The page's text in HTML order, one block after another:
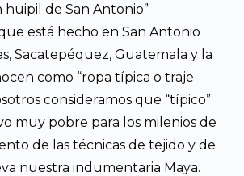
de San Antonio”
está hecho en San Antonio
Sacatepéquez, Guatemala y la
como “ropa típica o traje
consideramos que “típico”
muy pobre para los milenios de
de las técnicas de tejido y de
nuestra indumentaria Maya.